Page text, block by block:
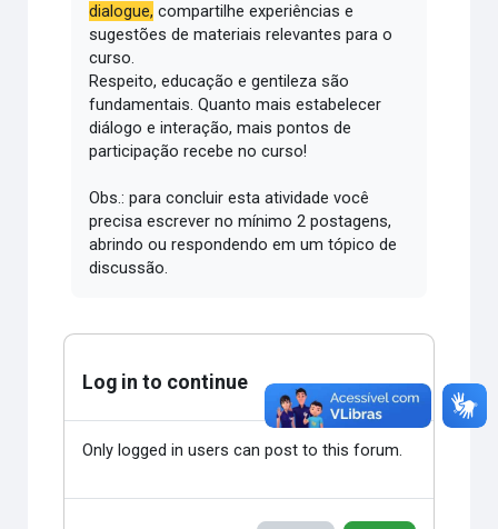
dialogue, compartilhe experiências e
sugestões de materiais relevantes para o
curso.
Respeito, educação e gentileza são
fundamentais.Quanto mais estabelecer
diálogo e interação, mais pontos de
participação recebe no curso!
Obs.: para concluir esta atividade você
precisa escrever no mínimo 2 postagens,
abrindo ou respondendo em um tópico de
discussão.
Log in to continue
Only logged in users can post to this forum.